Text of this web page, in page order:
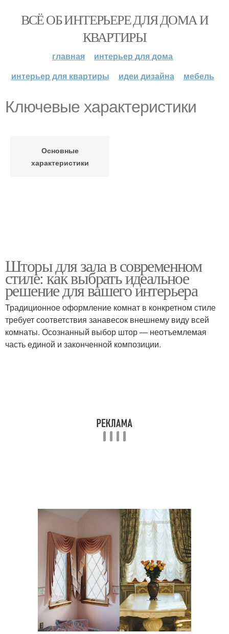
ВСЁ ОБ ИНТЕРЬЕРЕ ДЛЯ ДОМА И
КВАРТИРЫ
главная
интерьер для дома
интерьер для квартиры
идеи дизайна мебель
Ключевые характеристики
Основные
характеристики
Шторы для зала в современном
стиле: как выбрать идеальное
решение для вашего интерьера
Традиционное оформление комнат в конкретном стиле
требует соответствия занавесок внешнему виду всей
комнаты. Осознанный выбор штор — неотъемлемая
часть единой и законченной композиции.